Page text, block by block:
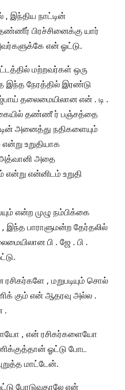
இந்திய நாட்டின்
பிரச்சினைக்கு யார்
என் ஓட்டு.
மற்றவர்கள் ஒரு
இந்த நேரத்தில் இரண்டு
தலைமையிலான என் . டி .
தண்ணீ ர் பஞ்சத்தை
அனைத்து நதிகளையும்
உறுதியாக
அத்வானி அதை
என்னிடம் உறுதி
என்ற முழு நம்பிக்கை
இந்த பாராளுமன்ற தேர்தலில்
பி . ஜே . பி .
, மறுபடியும் சொல்
கும் என் ஆதரவு அல்ல .
.
, என் ரசிகர்களையோ
ஓட்டு போட
மாட்டேன்.
போடுவதாலே என்